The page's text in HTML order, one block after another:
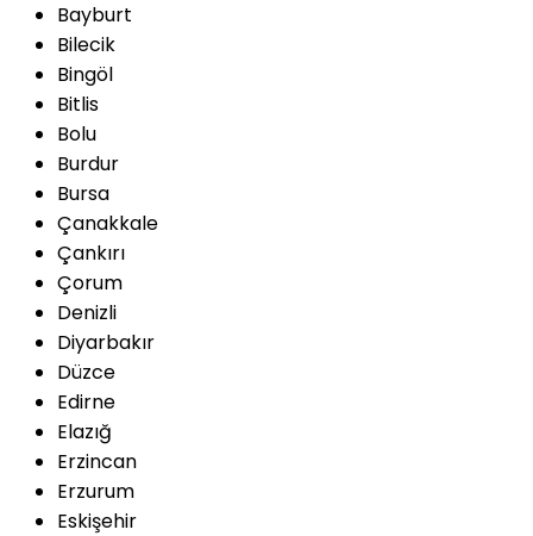
Bayburt
Bilecik
Bingöl
Bitlis
Bolu
Burdur
Bursa
Çanakkale
Çankırı
Çorum
Denizli
Diyarbakır
Düzce
Edirne
Elazığ
Erzincan
Erzurum
Eskişehir